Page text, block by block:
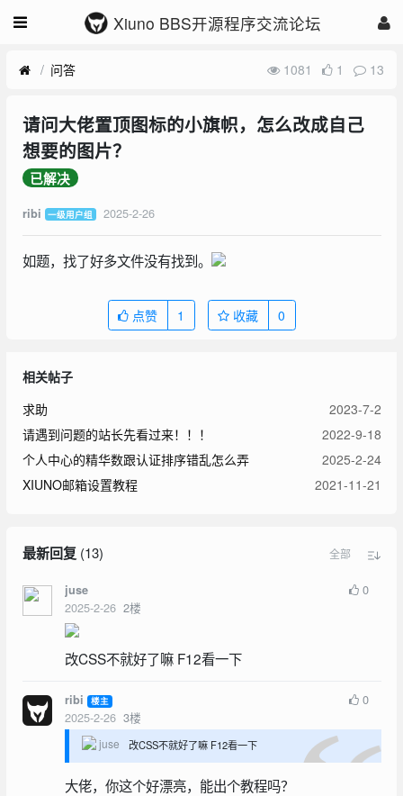
Xiuno BBS开源程序交流论坛
问答 1081 1 13
请问大佬置顶图标的小旗帜，怎么改成自己
想要的图片？
已解决
ribi 一级用户组 2025-2-26
如题，找了好多文件没有找到。
点赞 1 收藏 0
相关帖子
求助
2023-7-2
请遇到问题的站长先看过来！！！
2022-9-18
个人中心的精华数跟认证排序错乱怎么弄
2025-2-24
XIUNO邮箱设置教程
2021-11-21
最新回复(13) 全部
juse
2025-2-26 2楼
0
改CSS不就好了嘛 F12看一下
ribi 楼主
2025-2-26 3楼
0
juse 改CSS不就好了嘛 F12看一下
大佬，你这个好漂亮，能出个教程吗？